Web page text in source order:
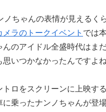
ちゃんの表情が見えるく
ラのトークイベント では
のアイドル全盛時代はま
いつかなかったんですよね
ロをスクリーンに上映す
乗ったナンノちゃんが登